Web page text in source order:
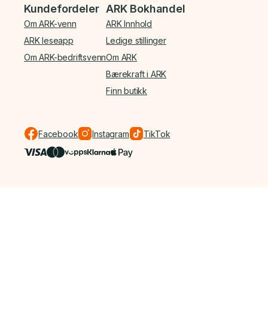
Kundefordeler
Om ARK-venn
ARK leseapp
Om ARK-bedriftsvenn
ARK Bokhandel
ARK Innhold
Ledige stillinger
Om ARK
Bærekraft i ARK
Finn butikk
Facebook Instagram TikTok